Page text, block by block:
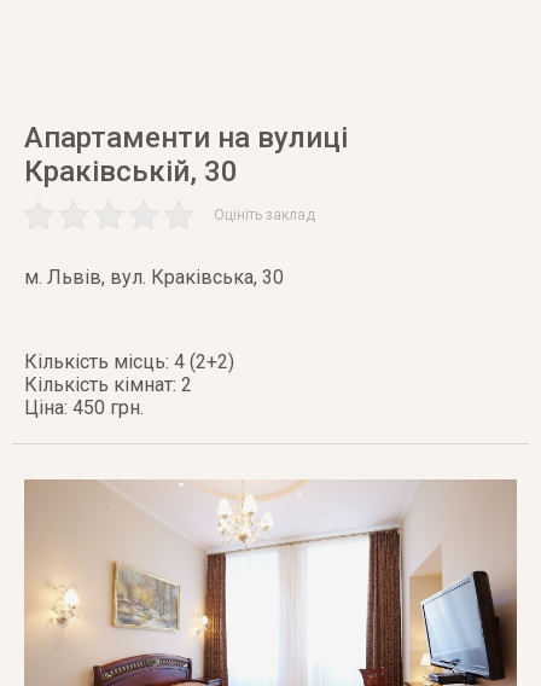
Апартаменти на вулиці
Краківській, 30
Оцініть заклад
м. Львів, вул. Краківська, 30
Кількість місць: 4 (2+2)
Кількість кімнат: 2
Ціна: 450 грн.